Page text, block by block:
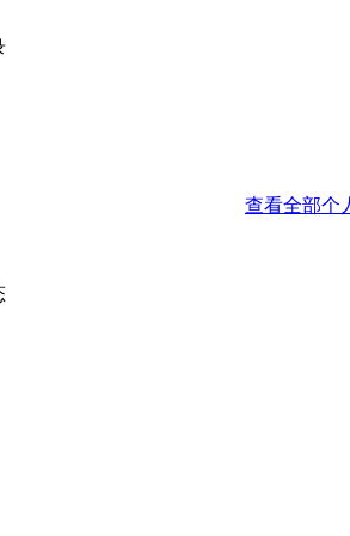
查看全部个